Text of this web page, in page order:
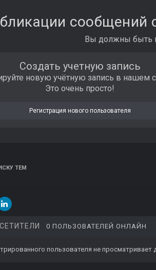
сообщений
Вы должны быть
Создать учетную запись
новую учётную запись в нашем
Это очень просто!
Регистрация нового пользователя
ТЕМ
0 ПОЛЬЗОВАТЕЛЕЙ ОНЛАЙН
пользователя не просматривает